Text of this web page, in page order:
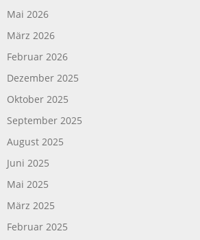
Mai 2026
März 2026
Februar 2026
Dezember 2025
Oktober 2025
September 2025
August 2025
Juni 2025
Mai 2025
März 2025
Februar 2025